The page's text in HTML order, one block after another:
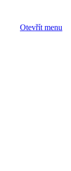
Otevřít menu